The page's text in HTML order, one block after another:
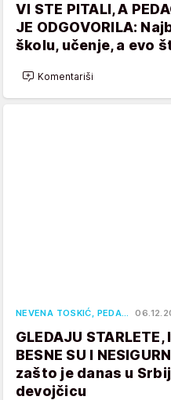
VI STE PITALI, A
JE ODGOVORILA:
školu, učenje, a evo
Komentariši
NEVENA TOSKIĆ, PEDA…
GLEDAJU
BESNE SU I
zašto je danas u
devojčicu